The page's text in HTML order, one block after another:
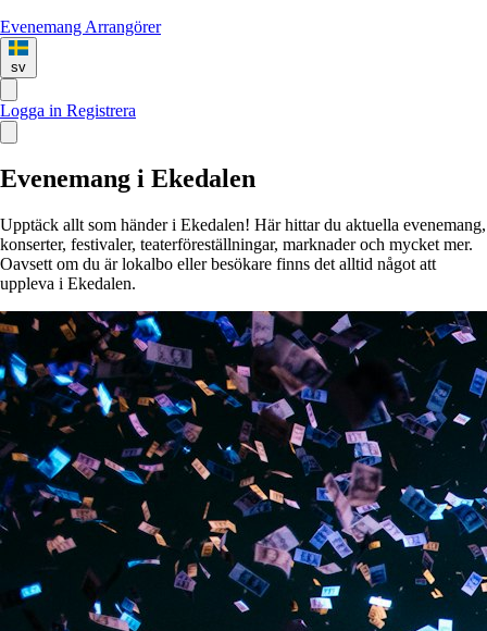
Evenemang Arrangörer
sv
Logga in Registrera
Evenemang i Ekedalen
Upptäck allt som händer i Ekedalen! Här hittar du aktuella evenemang,
konserter, festivaler, teaterföreställningar, marknader och mycket mer.
Oavsett om du är lokalbo eller besökare finns det alltid något att
uppleva i Ekedalen.